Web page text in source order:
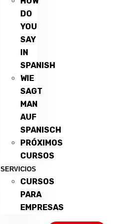
DO
YOU
SAY
IN
SPANISH
WIE
SAGT
MAN
AUF
SPANISCH
PRÓXIMOS
CURSOS
SERVICIOS
CURSOS
PARA
EMPRESAS